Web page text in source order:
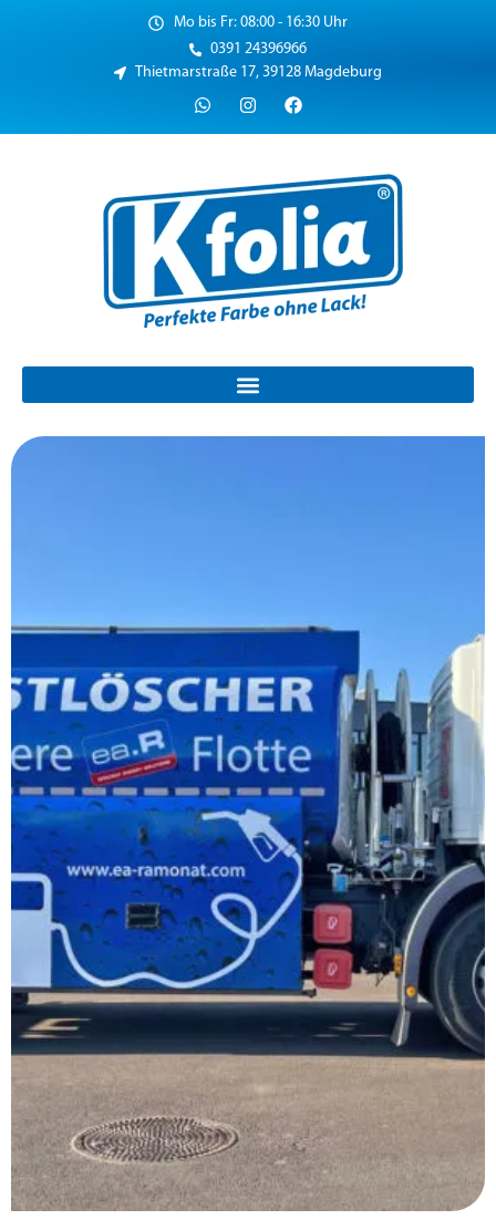
Mo bis Fr: 08:00 - 16:30 Uhr
0391 24396966
Thietmarstraße 17, 39128 Magdeburg